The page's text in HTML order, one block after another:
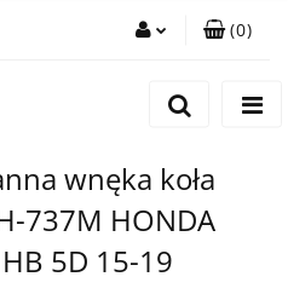
Dodaj zgłoszenie
(0)
wnęka koła
737M HONDA
HB 5D 15-19